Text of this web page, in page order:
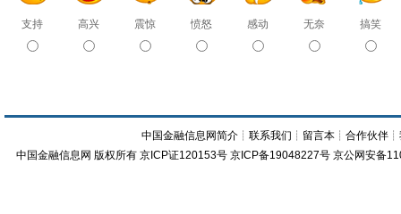
支持 高兴 震惊 愤怒 感动 无奈 搞笑
中国金融信息网简介 ┊联系我们 ┊ 留言本 ┊合作伙伴 ┊
中国金融信息网 版权所有 京ICP证120153号 京ICP备19048227号 京公网安备